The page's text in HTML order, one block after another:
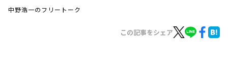
中野浩一のフリートーク
この記事をシェア